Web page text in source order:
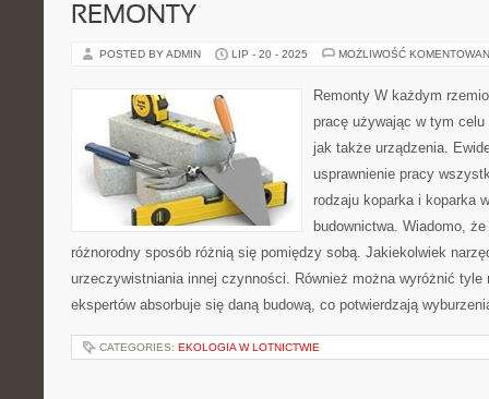
REMONTY
POSTED BY ADMIN LIP - 20 - 2025 MOŻLIWOŚĆ
Remonty W każdym
pracę używając w tym
jak także urządzenia.
usprawnienie pracy
rodzaju koparka i koparka
budownictwa. Wiadomo,
różnorodny sposób różnią się pomiędzy sobą. Jakiekolwiek
urzeczywistniania innej czynności. Również można wyróżnić tyle
ekspertów absorbuje się daną budową, co potwierdzają
CATEGORIES: EKOLOGIA W LOTNICTWIE